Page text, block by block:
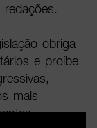
obriga
e proíbe
mais